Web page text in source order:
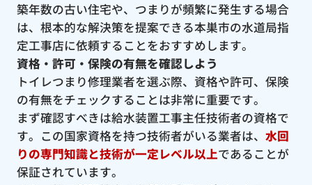
築年数の古い住宅や、つまりが頻繁に発生する場合
は、根本的な解決策を提案できる本巣市の水道局指
定工事店に依頼することをおすすめします。
資格・許可・保険の有無を確認しよう
トイレつまり修理業者を選ぶ際、資格や許可、保険
の有無をチェックすることは非常に重要です。
まず確認すべきは給水装置工事主任技術者の資格で
す。この国家資格を持つ技術者がいる業者は、 水回
りの専門知識と技術が一定レベル以上であることが
保証されています。